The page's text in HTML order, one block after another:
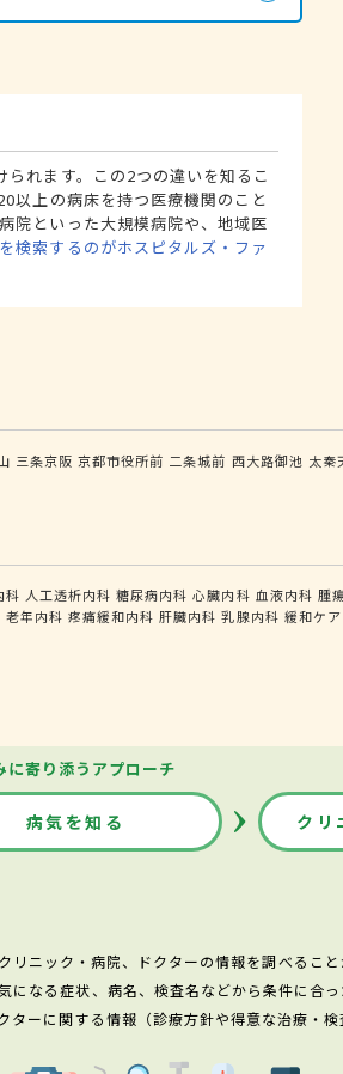
れます。この2つの違いを知るこ
以上の病床を持つ医療機関のこと
院といった大規模病院や、地域医
を検索するのがホスピタルズ・ファ
三条京阪 京都市役所前 二条城前 西大路御池 太秦
科 人工透析内科 糖尿病内科 心臓内科 血液内科 腫
老年内科 疼痛緩和内科 肝臓内科 乳腺内科 緩和ケ
に寄り添うアプローチ
病気を知る クリ
リニック・病院、ドクターの情報を調べるこ
なる症状、病名、検査名などから条件に合
ターに関する情報（診療方針や得意な治療・